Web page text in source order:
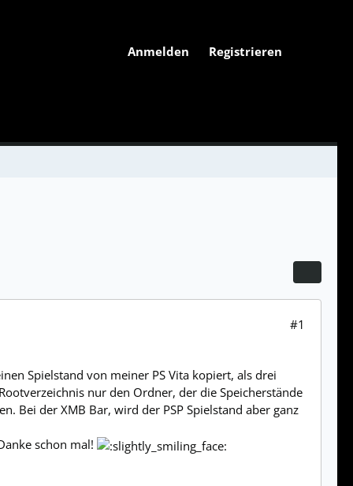
Anmelden Registrieren
#1
Spielstand von meiner PS Vita kopiert, als drei
nur den Ordner, der die Speicherstände
Bei der XMB Bar, wird der PSP Spielstand aber ganz
schon mal!